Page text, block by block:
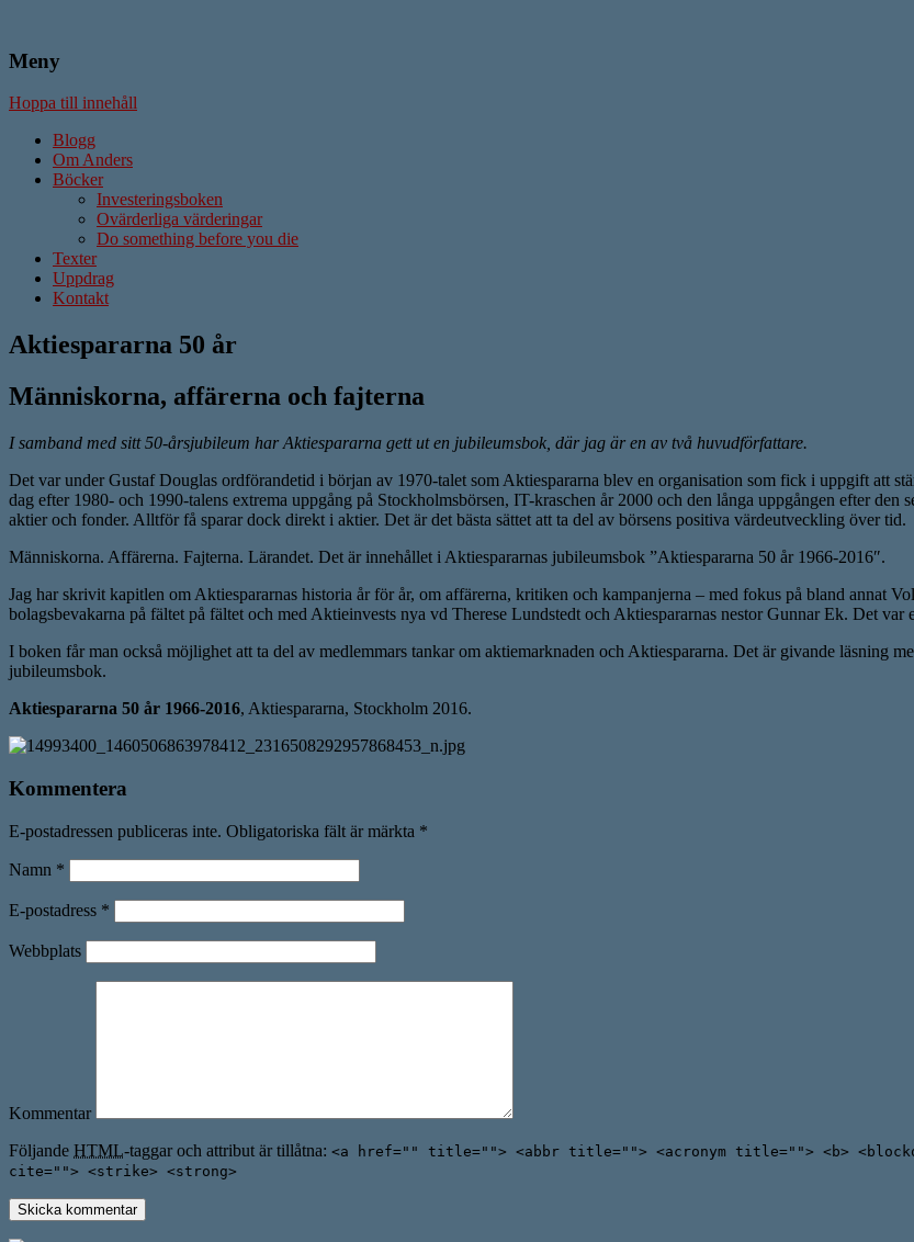
Anders Ström
Författare & Skribent
Meny
Hoppa till innehåll
Blogg
Om Anders
Böcker
Investeringsboken
Ovärderliga värderingar
Do something before you die
Texter
Uppdrag
Kontakt
Aktiespararna 50 år
Människorna, affärerna och fajterna
I samband med sitt 50-årsjubileum har Aktiespararna gett ut en jubileumsbok, där jag är en av två huvudförfattare.
Det var under Gustaf Douglas ordförandetid i början av 1970-talet som Aktiespararna blev en organisation som fick i uppgift att
dag efter 1980- och 1990-talens extrema uppgång på Stockholmsbörsen, IT-kraschen år 2000 och den långa uppgången efter den
aktier och fonder. Alltför få sparar dock direkt i aktier. Det är det bästa sättet att ta del av börsens positiva värdeutveckling över tid.
Människorna. Affärerna. Fajterna. Lärandet. Det är innehållet i Aktiespararnas jubileumsbok ”Aktiespararna 50 år 1966-2016″.
Jag har skrivit kapitlen om Aktiespararnas historia år för år, om affärerna, kritiken och kampanjerna – med fokus på bland annat
bolagsbevakarna på fältet på fältet och med Aktieinvests nya vd Therese Lundstedt och Aktiespararnas nestor Gunnar Ek. Det var
I boken får man också möjlighet att ta del av medlemmars tankar om aktiemarknaden och Aktiespararna. Det är givande läsning
jubileumsbok.
Aktiespararna 50 år 1966-2016, Aktiespararna, Stockholm 2016.
Kommentera
E-postadressen publiceras inte. Obligatoriska fält är märkta *
Namn *
E-postadress *
Webbplats
Kommentar
Följande HTML-taggar och attribut är tillåtna: <a href="" title=""> <abbr title=""> <acronym title=""> <b>
cite=""> <strike> <strong>